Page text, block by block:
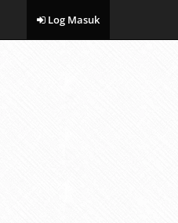
Log Masuk